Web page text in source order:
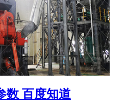
数 百度知道